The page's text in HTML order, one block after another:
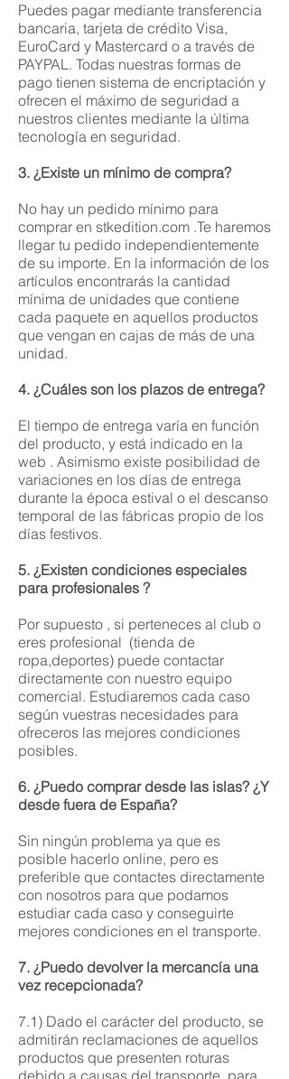
Puedes pagar mediante transferencia
bancaria, tarjeta de crédito Visa,
EuroCard y Mastercard o a través de
PAYPAL. Todas nuestras formas de
pago tienen sistema de encriptación y
ofrecen el máximo de seguridad a
nuestros clientes mediante la última
tecnología en seguridad.
3. ¿Existe un mínimo de compra?
No hay un pedido mínimo para
comprar en stkedition.com .Te haremos
llegar tu pedido independientemente
de su importe. En la información de los
artículos encontrarás la cantidad
mínima de unidades que contiene
cada paquete en aquellos productos
que vengan en cajas de más de una
unidad.
4. ¿Cuáles son los plazos de entrega?
El tiempo de entrega varía en función
del producto, y está indicado en la
web . Asimismo existe posibilidad de
variaciones en los días de entrega
durante la época estival o el descanso
temporal de las fábricas propio de los
días festivos.
5. ¿Existen condiciones especiales
para profesionales ?
Por supuesto , si perteneces al club o
eres profesional (tienda de
ropa,deportes) puede contactar
directamente con nuestro equipo
comercial. Estudiaremos cada caso
según vuestras necesidades para
ofreceros las mejores condiciones
posibles.
6. ¿Puedo comprar desde las islas? ¿Y
desde fuera de España?
Sin ningún problema ya que es
posible hacerlo online, pero es
preferible que contactes directamente
con nosotros para que podamos
estudiar cada caso y conseguirte
mejores condiciones en el transporte.
7. ¿Puedo devolver la mercancía una
vez recepcionada?
7.1) Dado el carácter del producto, se
admitirán reclamaciones de aquellos
productos que presenten roturas